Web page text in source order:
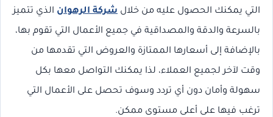
التي يمكنك الحصول عليه من خلال شركة الرهوان الذي تتميز
بالسرعة والدقة والمصداقية في جميع الأعمال التي تقوم بها،
بالإضافة إلى أسعارها الممتازة والعروض التي تقدمها من
وقت لآخر لجميع العملاء، لذا يمكنك التواصل معها بكل
سهولة وأمان دون أي تردد وسوف تحصل على الأعمال التي
ترغب فيها على أعلى مستوى ممكن.